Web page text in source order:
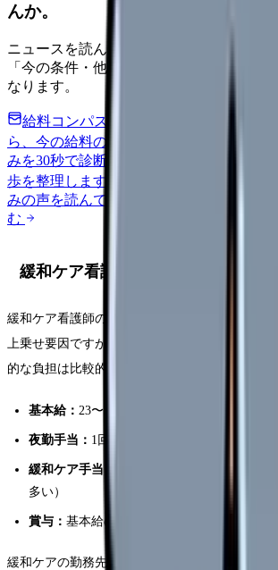
んか。
ニュースを読んで不安が強くなった時は
「今の条件・他の選択肢・相談先」を分
なります。
給料コンパスで比較する
地域・経験年
ら、今の給料の現在地を確認できます。
みを30秒で診断
辞めるべきか迷う前に、
歩を整理します。
匿名掲示板で
みの声を読んで、今の職場だけの問題か確
む
緩和ケア看護師の年収・給料｜平
緩和ケア看護師の年収は
が相場で
上乗せ要因ですが、緩和ケア病棟は夜間の急変
的な負担は比較的軽いです。
基本給： 23〜27万円
夜勤手当： 1回10,000〜13,000円 × 月4〜5回
緩和ケア手当：
月0〜10,000円（病院による
多い）
賞与： 基本給の3.0〜4.5ヶ月分
緩和ケアの勤務先は、緩和ケア病棟（ホスピス